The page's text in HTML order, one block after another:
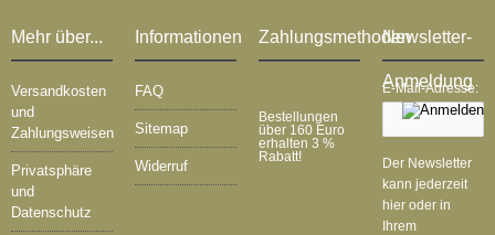
Mehr über...
Versandkosten
und
Zahlungsweisen
Privatsphäre
und
Datenschutz
Informationen
FAQ
Sitemap
Widerruf
Zahlungsmethoden
Bestellungen
über 160 Euro
erhalten 3 %
Rabatt!
Newsletter-
Anmeldung
E-Mail-Adresse:
Der Newsletter
kann jederzeit
hier oder in
Ihrem